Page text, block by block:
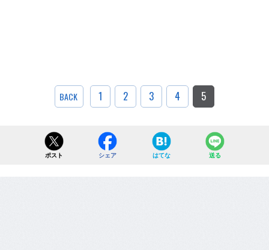
BACK 1 2 3 4 5
ポスト シェア はてな 送る